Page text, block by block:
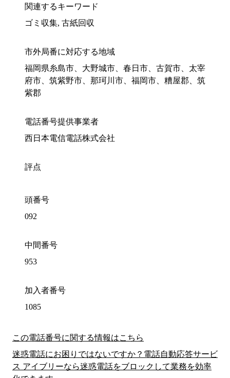
関連するキーワード
ゴミ収集, 古紙回収
市外局番に対応する地域
福岡県糸島市、大野城市、春日市、古賀市、太宰
府市、筑紫野市、那珂川市、福岡市、糟屋郡、筑
紫郡
電話番号提供事業者
西日本電信電話株式会社
評点
頭番号
092
中間番号
953
加入者番号
1085
この電話番号に関する情報はこちら
迷惑電話にお困りではないですか？電話自動応答サービ
ス アイブリーなら迷惑電話をブロックして業務を効率